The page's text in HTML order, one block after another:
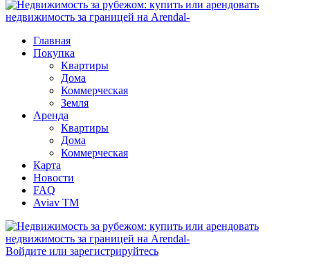
Главная
Покупка
Квартиры
Дома
Коммерческая
Земля
Аренда
Квартиры
Дома
Коммерческая
Карта
Новости
FAQ
Aviav TM
Войдите или зарегистрируйтесь